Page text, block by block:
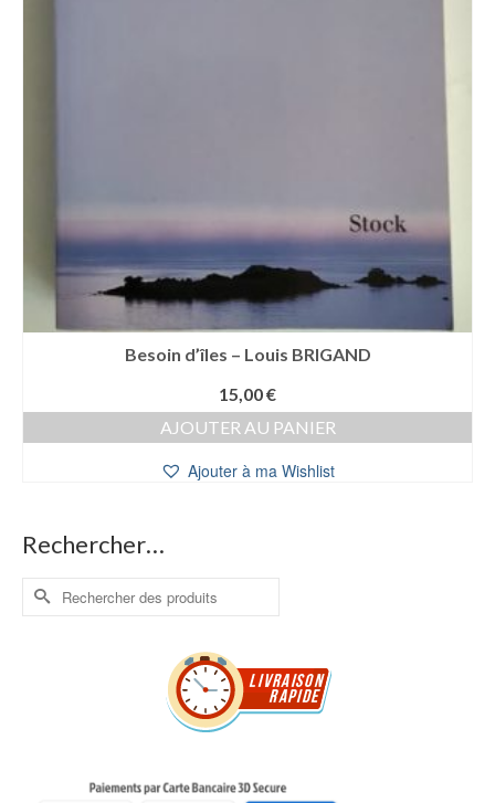
Besoin d’îles – Louis BRIGAND
15,00€
AJOUTER AU PANIER
Ajouter à ma Wishlist
Rechercher…
Rechercher :